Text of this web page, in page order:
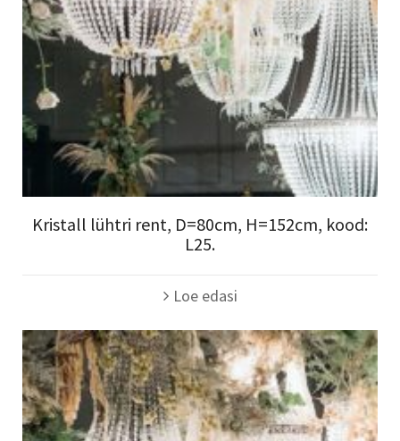
Kristall lühtri rent, D=80cm, H=152cm, kood:
L25.
Loe edasi